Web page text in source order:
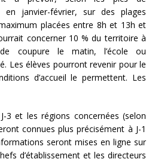
janvier-février, sur des plages
placées entre 8h et 13h et
concerner 10 % du territoire à
coupure le matin, l’école ou
Les élèves pourront revenir pour le
d’accueil le permettent. Les
3 et les régions concernées (selon
connues plus précisément à J-1
seront mises en ligne sur
d’établissement et les directeurs